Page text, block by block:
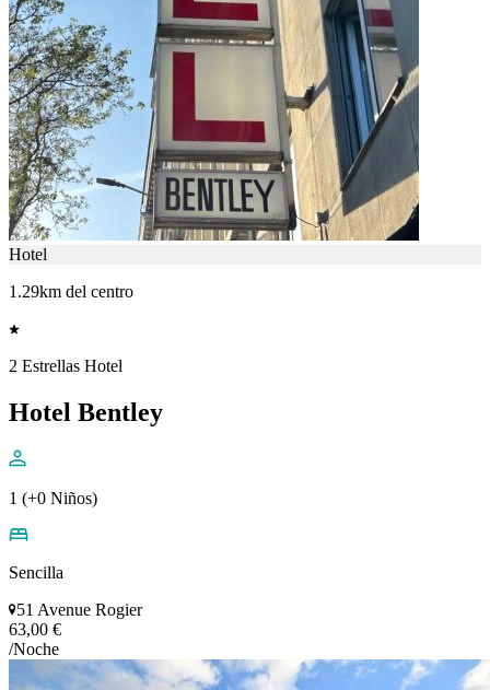
Hotel
1.29km del centro
2 Estrellas Hotel
Hotel Bentley
1 (+0 Niños)
Sencilla
51 Avenue Rogier
63,00 €
/Noche